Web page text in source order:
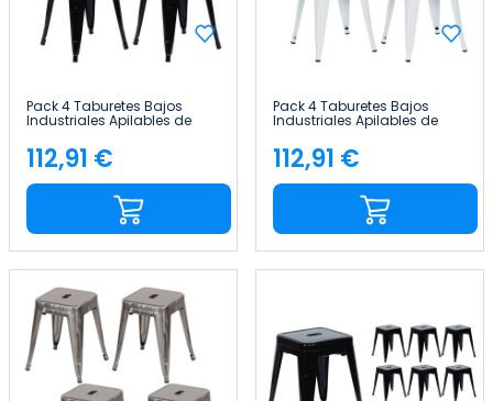
Pack 4 Taburetes Bajos
Industriales Apilables de
Acero 38x38x46cm Thinia
Home
Precio
112,91 €
Pack 4 Taburetes Bajos
Industriales Apilables de
Acero 38x38x46cm Thinia
Home
Precio
112,91 €